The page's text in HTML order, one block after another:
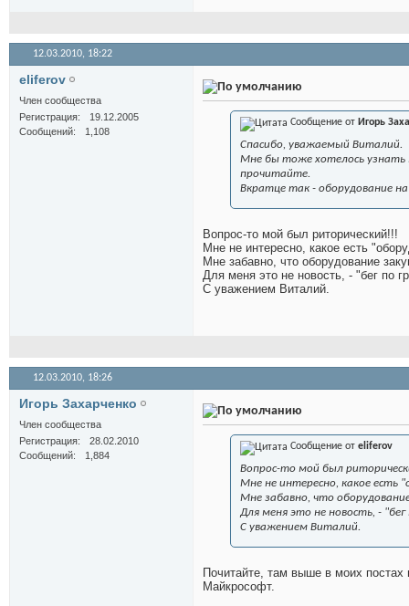
12.03.2010, 18:22
eliferov
Член сообщества
Регистрация
19.12.2005
Сообщений
1,108
Сообщение от Игорь
Спасибо, уважаемый Виталий.
Мне бы тоже хотелось узнать
прочитайте.
Вкратце так - оборудование
Вопрос-то мой был риторический!!!
Мне не интересно, какое есть
Мне забавно, что оборудование
Для меня это не новость, - "бег по
С уважением Виталий.
12.03.2010, 18:26
Игорь Захарченко
Член сообщества
Регистрация
28.02.2010
Сообщений
1,884
Сообщение от eliferov
Вопрос-то мой был
Мне не интересно, какое есть
Мне забавно, что
Для меня это не новость, -
С уважением Виталий.
Почитайте, там выше в моих
Майкрософт.